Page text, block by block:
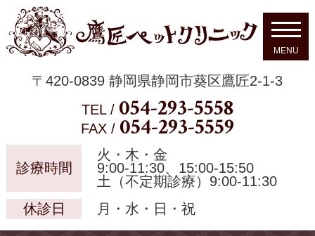
〒420-0839 静岡県静岡市葵区鷹匠2-1-3
TEL / 054-293-5558
FAX / 054-293-5559
診療時間
火・木・金
9:00-11:30、15:00-15:50
土（不定期診療）9:00-11:30
休診日
月・水・日・祝